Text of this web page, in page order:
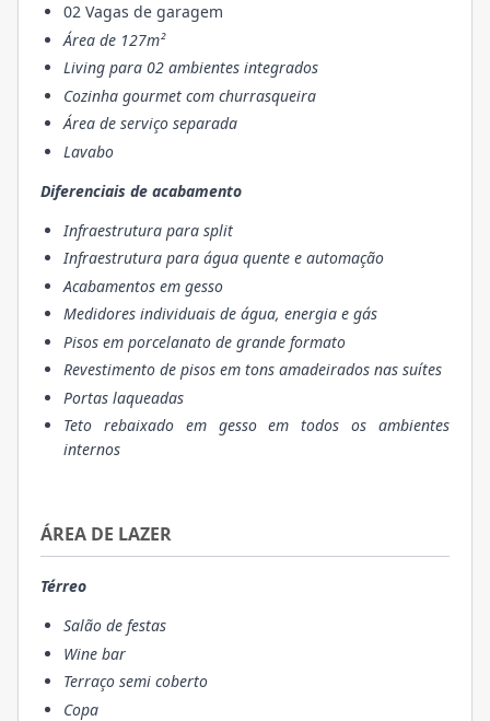
02 Vagas de garagem
Área de 127m²
Living para 02 ambientes integrados
Cozinha gourmet com churrasqueira
Área de serviço separada
Lavabo
Diferenciais de acabamento
Infraestrutura para split
Infraestrutura para água quente e automação
Acabamentos em gesso
Medidores individuais de água, energia e gás
Pisos em porcelanato de grande formato
Revestimento de pisos em tons amadeirados nas suítes
Portas laqueadas
Teto rebaixado em gesso em todos os ambientes
internos
ÁREA DE LAZER
Térreo
Salão de festas
Wine bar
Terraço semi coberto
Copa